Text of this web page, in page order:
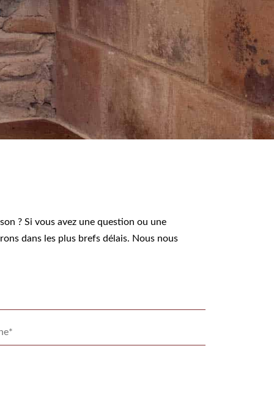
? Si vous avez une question ou une
dans les plus brefs délais. Nous nous